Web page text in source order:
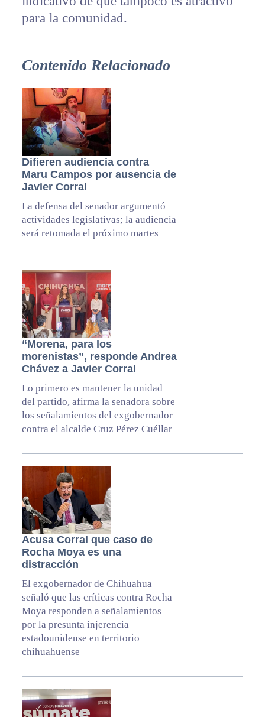
para la comunidad.
Contenido Relacionado
Difieren audiencia contra
Maru Campos por ausencia de
Javier Corral
La defensa del senador argumentó
actividades legislativas; la audiencia
será retomada el próximo martes
“Morena, para los
morenistas”, responde Andrea
Chávez a Javier Corral
Lo primero es mantener la unidad
del partido, afirma la senadora sobre
los señalamientos del exgobernador
contra el alcalde Cruz Pérez Cuéllar
Acusa Corral que caso de
Rocha Moya es una
distracción
El exgobernador de Chihuahua
señaló que las críticas contra Rocha
Moya responden a señalamientos
por la presunta injerencia
estadounidense en territorio
chihuahuense